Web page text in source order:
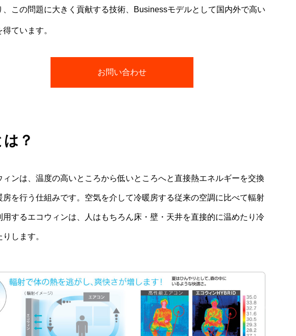
、この問題に大きく貢献する技術、Businessモデルとして国内外で高い
ています。
お問い合わせ
？
ィンは、温度の高いところから低いところへと直接熱エネルギーを交換
房を行う仕組みです。空気を介して冷暖房する従来の空調に比べて輻射
用するエコウィンは、人はもちろん床・壁・天井を直接的に温めたり冷
します。